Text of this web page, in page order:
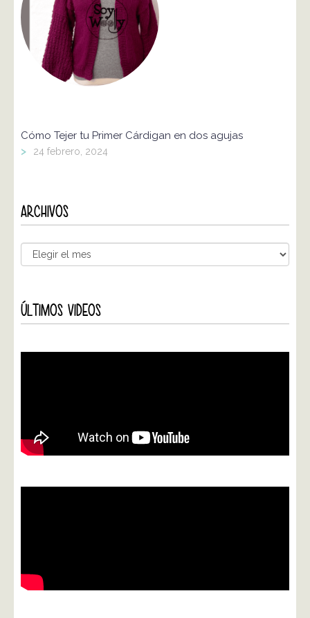
Cómo Tejer tu Primer Cárdigan en dos agujas
> 24 febrero, 2024
ARCHIVOS
ÚLTIMOS VIDEOS